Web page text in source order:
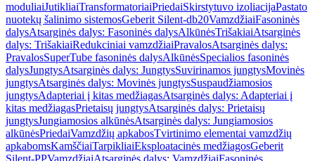
moduliaiJutikliaiTransformatoriaiPriedaiSkirstytuvo izoliacijaPastato
nuotekų šalinimo sistemosGeberit Silent-db20VamzdžiaiFasoninės
dalysAtsarginės dalys: Fasoninės dalysAlkūnėsTrišakiaiAtsarginės
dalys: TrišakiaiRedukciniai vamzdžiaiPravalosAtsarginės dalys:
PravalosSuperTube fasoninės dalysAlkūnėsSpecialios fasoninės
dalysJungtysAtsarginės dalys: JungtysSuvirinamos jungtysMovinės
jungtysAtsarginės dalys: Movinės jungtysSuspaudžiamosios
jungtysAdapteriai į kitas medžiagasAtsarginės dalys: Adapteriai į
kitas medžiagasPrietaisų jungtysAtsarginės dalys: Prietaisų
jungtysJungiamosios alkūnėsAtsarginės dalys: Jungiamosios
alkūnėsPriedaiVamzdžių apkabosTvirtinimo elementai vamzdžių
apkabomsKamščiaiTarpikliaiEksploatacinės medžiagosGeberit
Silent-PPVamzdžiaiAtsarginės dalys: VamzdžiaiFasoninės